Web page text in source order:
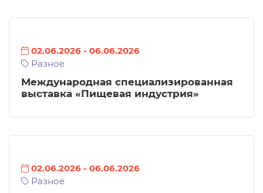
02.06.2026 - 06.06.2026
Разное
Международная специализированная
выставка «Пищевая индустрия»
02.06.2026 - 06.06.2026
Разное